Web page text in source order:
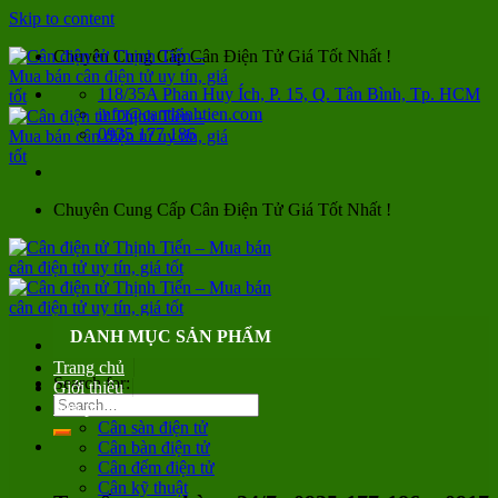
Skip to content
Chuyên Cung Cấp Cân Điện Tử Giá Tốt Nhất !
118/35A Phan Huy Ích, P. 15, Q. Tân Bình, Tp. HCM
info@canthinhtien.com
0935 177 186
Chuyên Cung Cấp Cân Điện Tử Giá Tốt Nhất !
Search for:
DANH MỤC SẢN PHẨM
Trang chủ
Giới thiệu
Sản phẩm
Cân sàn điện tử
Cân bàn điện tử
Cân đếm điện tử
Cân kỹ thuật